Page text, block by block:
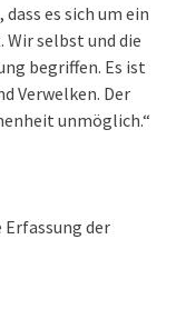
es sich um ein
selbst und die
begriffen. Es ist
Verwelken. Der
unmöglich.“
der